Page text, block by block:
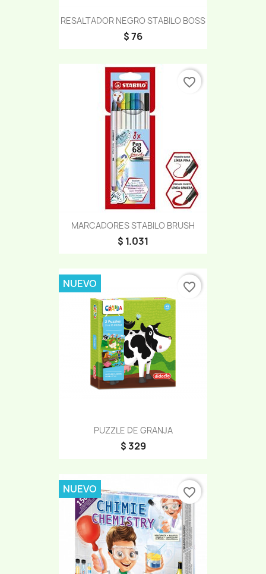
RESALTADOR NEGRO STABILO BOSS
$ 76
MARCADORES STABILO BRUSH
$ 1.031
favorite_border
PUZZLE DE GRANJA
$ 329
NUEVO favorite_border
NUEVO favorite_border